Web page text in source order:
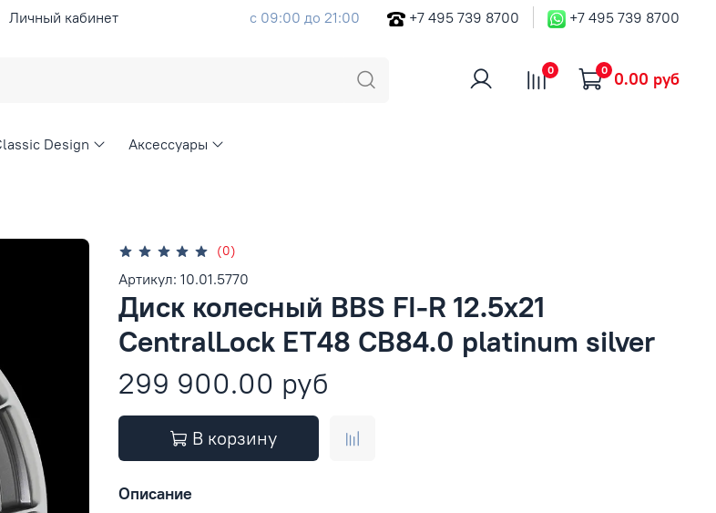
Личный кабинет с 09:00 до 21:00 +7 495 739 8700 +7 495 739 8700
0 0 0.00 руб
Design Аксессуары
(0)
Артикул: 10.01.5770
Диск колесный BBS FI-R 12.5x21
CentralLock ET48 CB84.0 platinum silver
299 900.00 руб
В корзину
Описание